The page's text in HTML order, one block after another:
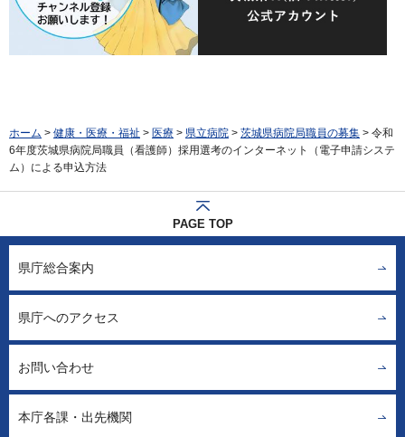
ホーム > 健康・医療・福祉 > 医療 > 県立病院 > 茨城県病院局職員の募集 > 令和
6年度茨城県病院局職員（看護師）採用選考のインターネット（電子申請システ
ム）による申込方法
PAGE TOP
県庁総合案内
県庁へのアクセス
お問い合わせ
本庁各課・出先機関